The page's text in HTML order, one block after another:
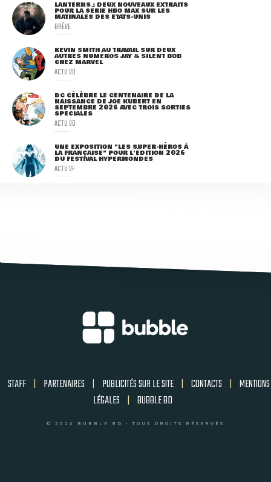
LANTERNS : DEUX NOUVEAUX EXTRAITS
POUR LA SÉRIE HBO MAX SUR LES
MATINALES DES ETATS-UNIS
BRÈVE
KEVIN SMITH AU TRAVAIL SUR DEUX
AUTRES NUMÉROS JAY & SILENT BOB
CHEZ MARVEL
ACTU VO
DC CÉLÈBRE LE CENTENAIRE DE LA
NAISSANCE DE JOE KUBERT EN
SEPTEMBRE 2026 AVEC TROIS SORTIES
SPÉCIALES
ACTU VO
UNE EXPOSITION "LES SUPER-HÉROS À
LA FRANÇAISE" POUR L'ÉDITION 2026
DU FESTIVAL HYPERMONDES
ACTU VF
STAFF | PARTENAIRES | PUBLICITÉS SUR LE SITE | CONTACTS | MENTIONS
LÉGALES | BUBBLE BD
© 2026 BUBBLE BD - TOUS DROITS RÉSERVÉS